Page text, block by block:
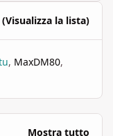
(Visualizza la lista)
MaxDM80
Mostra tutto